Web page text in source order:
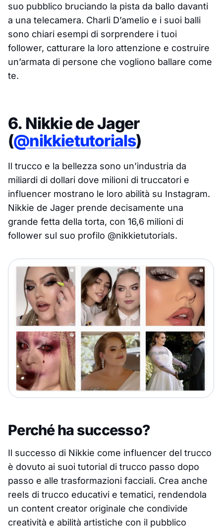
suo pubblico bruciando la pista da ballo davanti
a una telecamera. Charli D’amelio e i suoi balli
sono chiari esempi di sorprendere i tuoi
follower, catturare la loro attenzione e costruire
un’armata di persone che vogliono ballare come
te.
6. Nikkie de Jager
(@nikkietutorials)
Il trucco e la bellezza sono un’industria da
miliardi di dollari dove milioni di truccatori e
influencer mostrano le loro abilità su Instagram.
Nikkie de Jager prende decisamente una
grande fetta della torta, con 16,6 milioni di
follower sul suo profilo @nikkietutorials.
Perché ha successo?
Il successo di Nikkie come influencer del trucco
è dovuto ai suoi tutorial di trucco passo dopo
passo e alle trasformazioni facciali. Crea anche
reels di trucco educativi e tematici, rendendola
un content creator originale che condivide
creatività e abilità artistiche con il pubblico